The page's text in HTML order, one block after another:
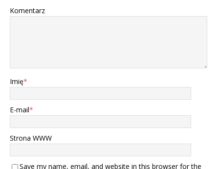
Komentarz
Imię*
E-mail*
Strona WWW
Save my name, email, and website in this browser for the